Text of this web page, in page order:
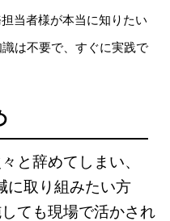
当者様が本当に知りたい
は不要で、すぐに実践で
と辞めてしまい、
取り組みたい方
ても現場で活かされ